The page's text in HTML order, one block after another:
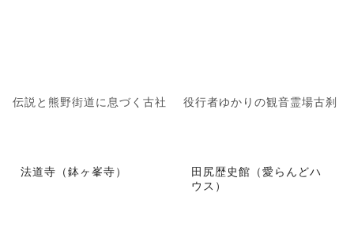
伝説と熊野街道に息づく古社 役行者ゆかりの観音霊場古刹
法道寺（鉢ヶ峯寺）
田尻歴史館（愛らんどハ
ウス）